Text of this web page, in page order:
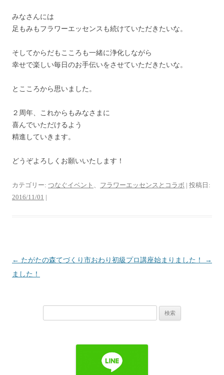
みなさんには
足もみもフラワーエッセンスも続けていただきたいな。
そしてからだもこころも一緒に浄化しながら
幸せで楽しい毎日のお手伝いをさせていただきたいな。
とこころから思いました。
２周年、これからもみなさまに
喜んでいただけるよう
精進していきます。
どうぞよろしくお願いいたします！
カテゴリー: つなぐイベント 、 フラワーエッセンスとコラボ | 投稿日:
2016/11/01 |
投
稿
← たがたの森てづくり市おわり
ました！
初級プロ講座始まりました！ →